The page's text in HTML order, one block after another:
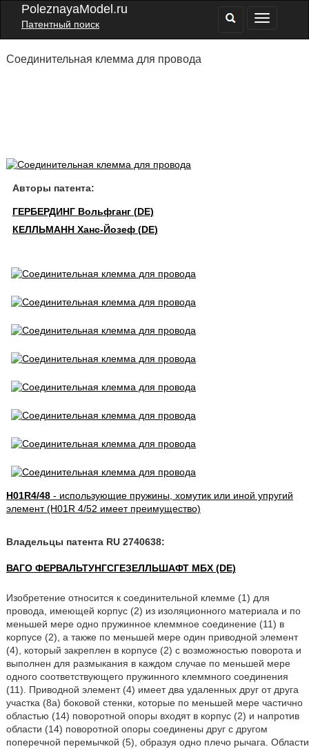
PoleznayaModel.ru
Патентный поиск
Соединительная клемма для провода
Авторы патента:
ГЕРБЕРДИНГ Вольфганг (DE)
КЕЛЛЬМАНН Ханс-Йозеф (DE)
H01R4/48- использующие пружины, хомутик или иной упругий
элемент (H01R 4/52 имеет преимущество)
Владельцы патента RU 2740638:
ВАГО ФЕРВАЛЬТУНГСГЕЗЕЛЛЬШАФТ МБХ (DE)
Изобретение относится к cоединительной клемме (1) для
провода, имеющей корпус (2) из изоляционного материала и по
меньшей мере одно пружинное клеммное соединение (11) в
корпусе (2), а также по меньшей мере один приводной элемент
(4), который закреплен в корпусе (2) с возможностью поворота и
выполнен для размыкания в каждом случае по меньшей мере
одного соответствующего пружинного клеммного соединения
(11). Приводной элемент (4) имеет два удаленных друг от друга
участка (8a) боковой стенки, которые по меньшей мере частично
областью (14) поворотной опоры входят в корпус (2) и напротив
области (14) поворотной опоры соединены друг с другом
поперечной перемычкой (5), образуя одно плечо рычага. Области